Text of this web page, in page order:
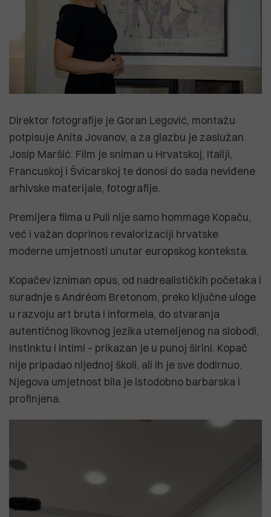
Direktor fotografije je Goran Legović, montažu
potpisuje Anita Jovanov, a za glazbu je zaslužan
Josip Maršić. Film je sniman u Hrvatskoj, Italiji,
Francuskoj i Švicarskoj te donosi do sada neviđene
arhivske materijale, fotografije.
Premijera filma u Puli nije samo hommage Kopaču,
već i važan doprinos revalorizaciji hrvatske
moderne umjetnosti unutar europskog konteksta.
Kopačev izniman opus, od nadrealističkih početaka i
suradnje s Andréom Bretonom, preko ključne uloge
u razvoju art bruta i informela, do stvaranja
autentičnog likovnog jezika utemeljenog na slobodi,
instinktu i intimi – prikazan je u punoj širini. Kopač
nije pripadao nijednoj školi, ali ih je sve dodirnuo.
Njegova umjetnost bila je istodobno barbarska i
profinjena.